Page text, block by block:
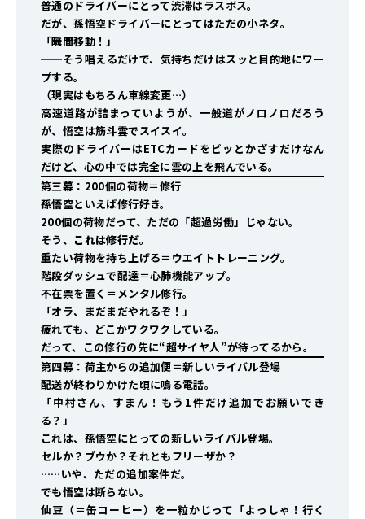
普通のドライバーにとって渋滞はラスボス。
だが、孫悟空ドライバーにとってはただの小ネタ。
「瞬間移動！」
──そう唱えるだけで、気持ちだけはスッと目的地にワー
プする。
（現実はもちろん車線変更…）
高速道路が詰まっていようが、一般道がノロノロだろう
が、悟空は筋斗雲でスイスイ。
実際のドライバーはETCカードをピッとかざすだけなん
だけど、心の中では完全に雲の上を飛んでいる。
第三幕：200個の荷物＝修行
孫悟空といえば修行好き。
200個の荷物だって、ただの「超過労働」じゃない。
そう、 これは修行だ。
重たい荷物を持ち上げる＝ウエイトトレーニング。
階段ダッシュで配達＝心肺機能アップ。
不在票を置く＝メンタル修行。
「オラ、まだまだやれるぞ！」
疲れても、どこかワクワクしている。
だって、この修行の先に“超サイヤ人”が待ってるから。
第四幕：荷主からの追加便＝新しいライバル登場
配送が終わりかけた頃に鳴る電話。
「中村さん、すまん！もう1件だけ追加でお願いでき
る？」
これは、孫悟空にとっての新しいライバル登場。
セルか？ブウか？それともフリーザか？
……いや、ただの追加案件だ。
でも悟空は断らない。
仙豆（＝缶コーヒー）を一粒かじって「よっしゃ！行く